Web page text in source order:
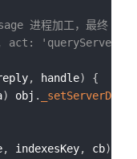
进程加工，最终
act: 'queryServer' }
, handle)
{
) obj . _setServerData
, indexesKey, cb)